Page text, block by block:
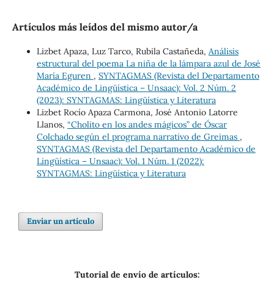
Artículos más leídos del mismo autor/a
Lizbet Apaza, Luz Tarco, Rubila Castañeda, Análisis
estructural del poema La niña de la lámpara azul de José
María Eguren , SYNTAGMAS (Revista del Departamento
Académico de Lingüística – Unsaac): Vol. 2 Núm. 2
(2023): SYNTAGMAS: Lingüística y Literatura
Lizbet Rocío Apaza Carmona, José Antonio Latorre
Llanos, “Cholito en los andes mágicos” de Óscar
Colchado según el programa narrativo de Greimas ,
SYNTAGMAS (Revista del Departamento Académico de
Lingüística – Unsaac): Vol. 1 Núm. 1 (2022):
SYNTAGMAS: Lingüística y Literatura
Enviar un artículo
Tutorial de envío de artículos: